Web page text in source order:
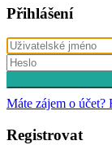
Přihlášení
Máte zájem o účet?
Registrovat